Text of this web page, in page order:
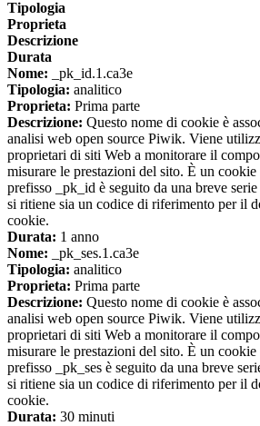
Tipologia
Proprieta
Descrizione
Durata
Nome: _pk_id.1.ca3e
Tipologia: analitico
Proprieta: Prima parte
Descrizione: Questo nome di cookie è
analisi web open source Piwik. Viene
proprietari di siti Web a monitorare il
misurare le prestazioni del sito. È un
prefisso _pk_id è seguito da una breve
si ritiene sia un codice di riferimento per il
cookie.
Durata: 1 anno
Nome: _pk_ses.1.ca3e
Tipologia: analitico
Proprieta: Prima parte
Descrizione: Questo nome di cookie è
analisi web open source Piwik. Viene
proprietari di siti Web a monitorare il
misurare le prestazioni del sito. È un
prefisso _pk_ses è seguito da una breve
si ritiene sia un codice di riferimento per il
cookie.
Durata: 30 minuti